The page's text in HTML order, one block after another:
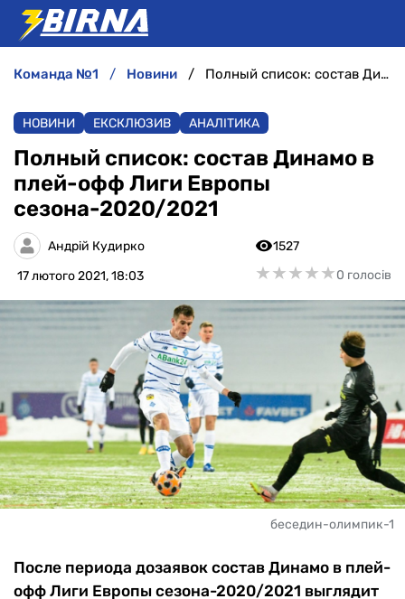
АНАЛІТИКА
ІНТЕРВ'Ю
РІЗНЕ
команда №1 новини Полный список: состав Динамо в плей-офф Лиги Европы сезона-2020/2021
НОВИНИ ЕКСКЛЮЗИВ АНАЛІТИКА
Полный список: состав Динамо в
плей-офф Лиги Европы
сезона-2020/2021
Андрій Кудирко
17 лютого 2021, 18:03
1527
★★★★★
★★★★★0 голосів
беседин-олимпик-1
После периода дозаявок состав Динамо в плей-
офф Лиги Европы сезона-2020/2021 выглядит